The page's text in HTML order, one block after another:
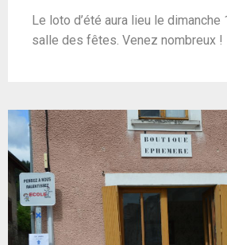
Le loto d’été aura lieu le dimanche
salle des fêtes. Venez nombreux !